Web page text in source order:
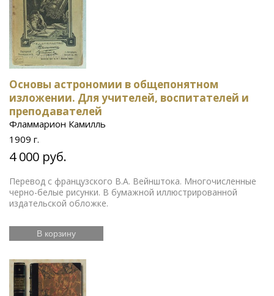
Основы астрономии в общепонятном
изложении. Для учителей, воспитателей и
преподавателей
Фламмарион Камилль
1909 г.
4 000 руб.
Перевод с французского В.А. Вейнштока. Многочисленные
черно-белые рисунки. В бумажной иллюстрированной
издательской обложке.
В корзину